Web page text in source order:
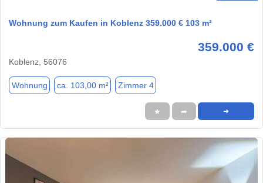
Wohnung zum Kaufen in Koblenz 359.000 € 103 m²
359.000 €
Koblenz, 56076
Wohnung ca. 103,00 m² Zimmer 4
★ ➦ ➜